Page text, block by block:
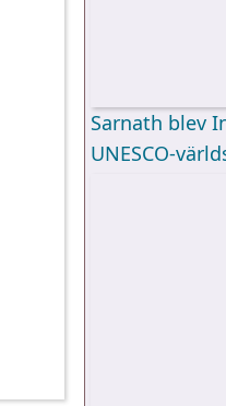
Sarnath blev
UNESCO-